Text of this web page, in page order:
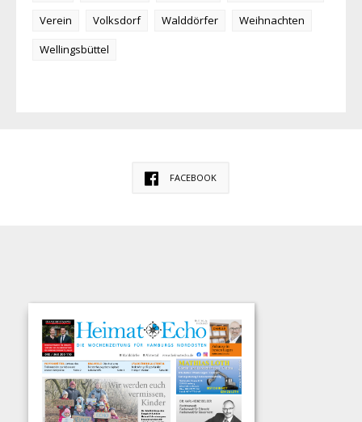
Verein
Volksdorf Walddörfer
Weihnachten
Wellingsbüttel
FACEBOOK